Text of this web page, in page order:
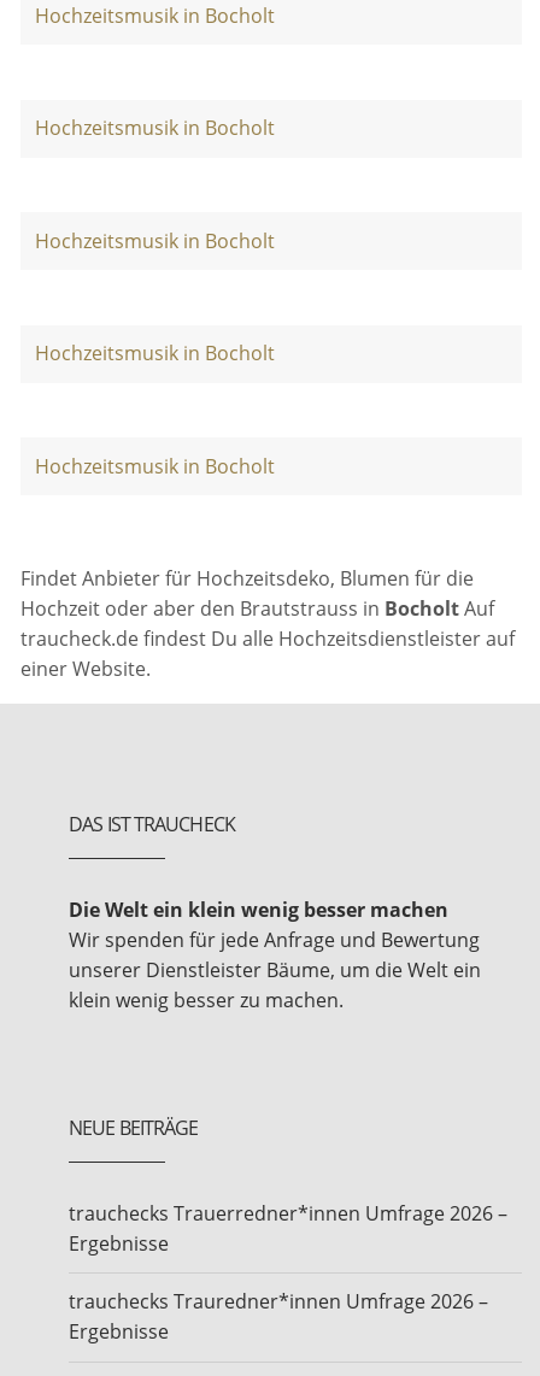
Hochzeitsmusik in Bocholt
Hochzeitsmusik in Bocholt
Hochzeitsmusik in Bocholt
Hochzeitsmusik in Bocholt
Hochzeitsmusik in Bocholt
Findet Anbieter für Hochzeitsdeko, Blumen für die
Hochzeit oder aber den Brautstrauss in BocholtAuf
traucheck.de findest Du alle Hochzeitsdienstleister auf
einer Website.
DAS IST TRAUCHECK
Die Welt ein klein wenig besser machen
Wir spenden für jede Anfrage und Bewertung
unserer Dienstleister Bäume, um die Welt ein
klein wenig besser zu machen.
NEUE BEITRÄGE
trauchecks Trauerredner*innen Umfrage 2026 –
Ergebnisse
trauchecks Trauredner*innen Umfrage 2026 –
Ergebnisse